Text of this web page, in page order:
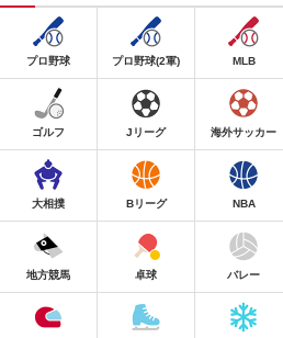
プロ野球 プロ野球(2軍) MLB
ゴルフ Jリーグ 海外サッカー
大相撲 Bリーグ NBA
地方競馬 卓球 バレー